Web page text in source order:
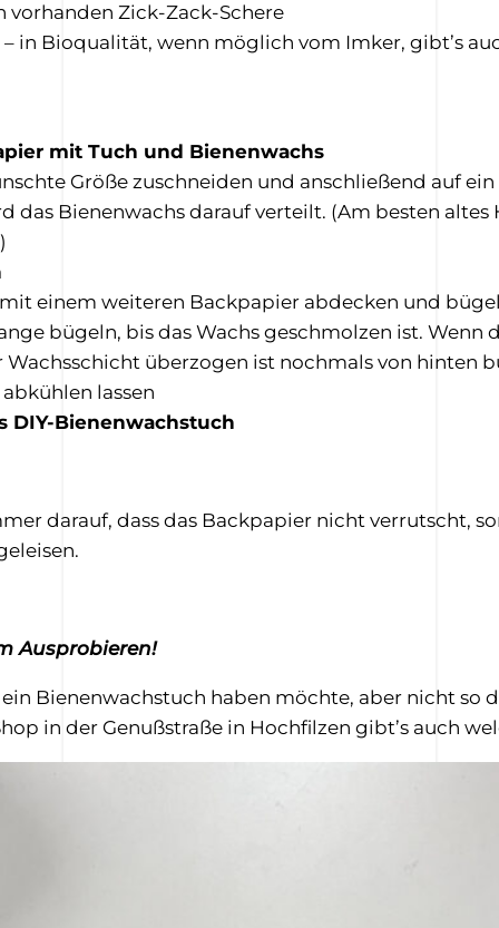
vorhanden Zick-Zack-Schere
– in Bioqualität, wenn möglich vom Imker, gibt’s
mit Tuch und Bienenwachs
Größe zuschneiden und anschließend auf
das Bienenwachs darauf verteilt. (Am besten altes
einem weiteren Backpapier abdecken und
bügeln, bis das Wachs geschmolzen ist. Wenn
Wachsschicht überzogen ist nochmals von hinten
lassen
DIY-Bienenwachstuch
darauf, dass das Backpapier nicht verrutscht,
Ausprobieren!
ein Bienenwachstuch haben möchte, aber nicht so
in der Genußstraße in Hochfilzen gibt’s auch